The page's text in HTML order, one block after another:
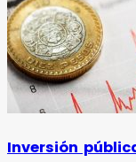
Inversión